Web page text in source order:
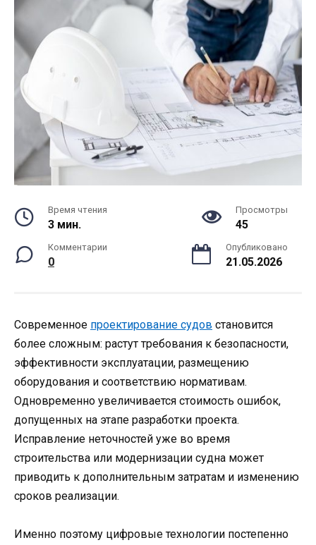
Время чтения
3 мин.
Просмотры
45
Комментарии
0
Опубликовано
21.05.2026
Современное проектирование судов становится
более сложным: растут требования к безопасности,
эффективности эксплуатации, размещению
оборудования и соответствию нормативам.
Одновременно увеличивается стоимость ошибок,
допущенных на этапе разработки проекта.
Исправление неточностей уже во время
строительства или модернизации судна может
приводить к дополнительным затратам и изменению
сроков реализации.
Именно поэтому цифровые технологии постепенно